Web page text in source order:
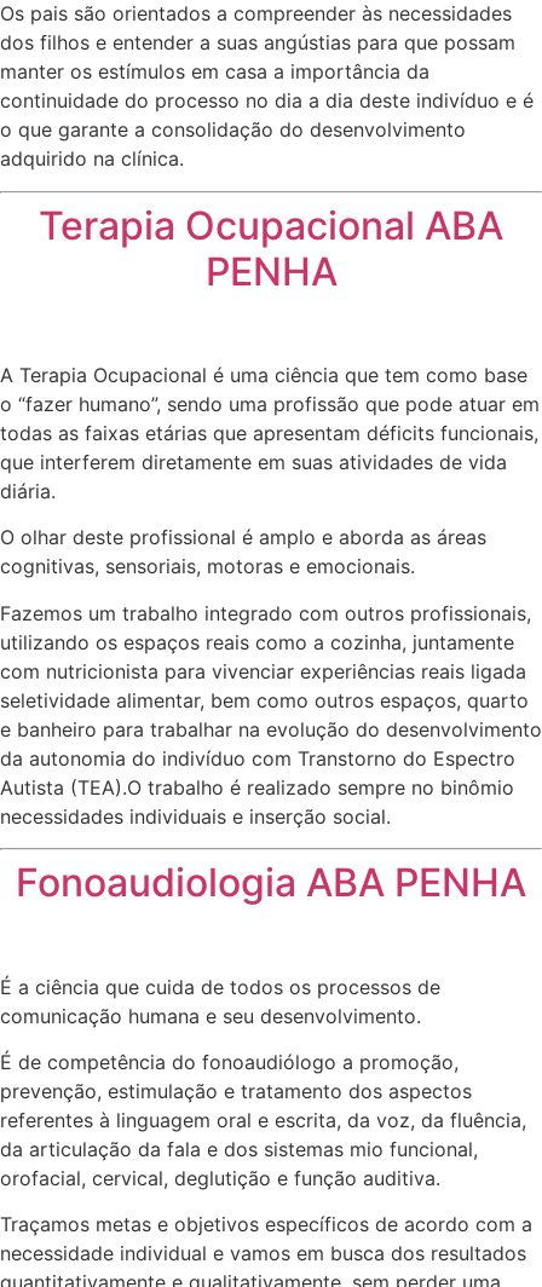
Os pais são orientados a compreender às necessidades
dos filhos e entender a suas angústias para que possam
manter os estímulos em casa a importância da
continuidade do processo no dia a dia deste indivíduo e é
o que garante a consolidação do desenvolvimento
adquirido na clínica.
Terapia Ocupacional ABA
PENHA
A Terapia Ocupacional é uma ciência que tem como base
o “fazer humano”, sendo uma profissão que pode atuar em
todas as faixas etárias que apresentam déficits funcionais,
que interferem diretamente em suas atividades de vida
diária.
O olhar deste profissional é amplo e aborda as áreas
cognitivas, sensoriais, motoras e emocionais.
Fazemos um trabalho integrado com outros profissionais,
utilizando os espaços reais como a cozinha, juntamente
com nutricionista para vivenciar experiências reais ligada
seletividade alimentar, bem como outros espaços, quarto
e banheiro para trabalhar na evolução do desenvolvimento
da autonomia do indivíduo com Transtorno do Espectro
Autista (TEA).O trabalho é realizado sempre no binômio
necessidades individuais e inserção social.
Fonoaudiologia ABA PENHA
É a ciência que cuida de todos os processos de
comunicação humana e seu desenvolvimento.
É de competência do fonoaudiólogo a promoção,
prevenção, estimulação e tratamento dos aspectos
referentes à linguagem oral e escrita, da voz, da fluência,
da articulação da fala e dos sistemas mio funcional,
orofacial, cervical, deglutição e função auditiva.
Traçamos metas e objetivos específicos de acordo com a
necessidade individual e vamos em busca dos resultados